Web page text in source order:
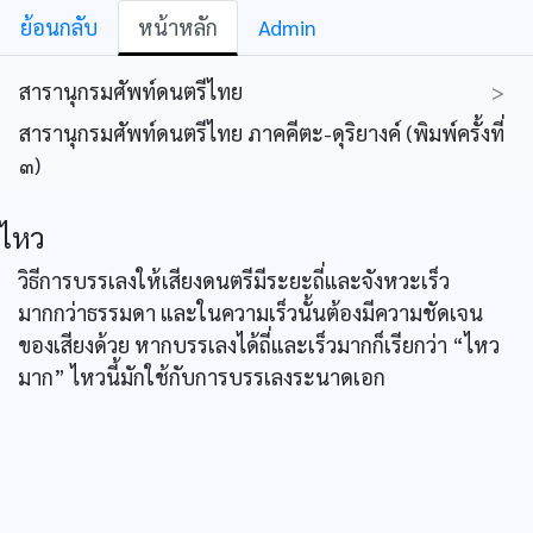
ย้อนกลับ หน้าหลัก Admin
สารานุกรมศัพท์ดนตรีไทย
>
สารานุกรมศัพท์ดนตรีไทย ภาคคีตะ-ดุริยางค์ (พิมพ์ครั้งที่
๓)
ไหว
วิธีการบรรเลงให้เสียงดนตรีมีระยะถี่และจังหวะเร็ว
มากกว่าธรรมดา และในความเร็วนั้นต้องมีความชัดเจน
ของเสียงด้วย หากบรรเลงได้ถี่และเร็วมากก็เรียกว่า “ไหว
มาก” ไหวนี้มักใช้กับการบรรเลงระนาดเอก